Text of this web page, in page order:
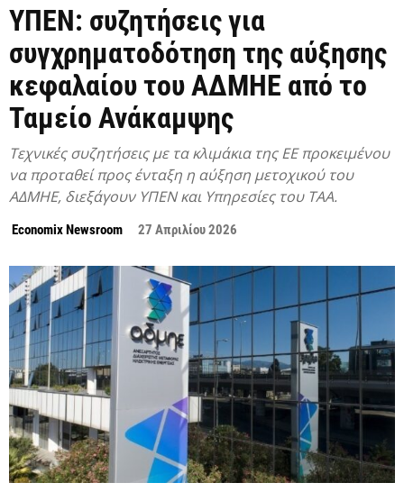
ΥΠΕΝ: συζητήσεις για
συγχρηματοδότηση της αύξησης
κεφαλαίου του ΑΔΜΗΕ από το
Ταμείο Ανάκαμψης
Τεχνικές συζητήσεις με τα κλιμάκια της ΕΕ προκειμένου
να προταθεί προς ένταξη η αύξηση μετοχικού του
ΑΔΜΗΕ, διεξάγουν ΥΠΕΝ και Υπηρεσίες του ΤΑΑ.
Economix Newsroom 27 Απριλίου 2026